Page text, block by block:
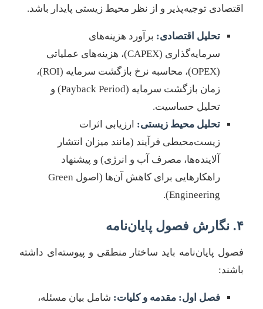
اقتصادی توجیه‌پذیر و از نظر محیط زیستی پایدار باشد.
تحلیل اقتصادی: برآورد هزینه‌های
سرمایه‌گذاری (CAPEX)، هزینه‌های عملیاتی
(OPEX)، محاسبه نرخ بازگشت سرمایه (ROI)،
زمان بازگشت سرمایه (Payback Period) و
تحلیل حساسیت.
تحلیل محیط زیستی: ارزیابی اثرات
زیست‌محیطی فرآیند (مانند میزان انتشار
آلاینده‌ها، مصرف آب و انرژی) و پیشنهاد
راهکارهایی برای کاهش آن‌ها (اصول Green
Engineering).
۴. نگارش فصول پایان‌نامه
فصول پایان‌نامه باید ساختار منطقی و پیوسته‌ای داشته
باشند:
فصل اول: مقدمه و کلیات: شامل بیان مسئله،